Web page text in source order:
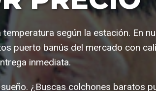
según la estación. En
puerto banús del mercado con
inmediata.
¿Buscas colchones baratos